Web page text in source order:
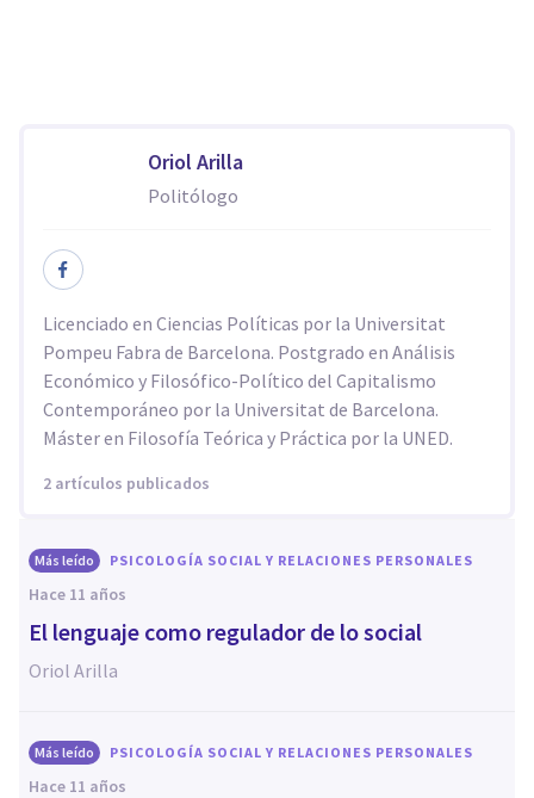
Oriol Arilla
Politólogo
Licenciado en Ciencias Políticas por la Universitat
Pompeu Fabra de Barcelona. Postgrado en Análisis
Económico y Filosófico-Político del Capitalismo
Contemporáneo por la Universitat de Barcelona.
Máster en Filosofía Teórica y Práctica por la UNED.
2 artículos publicados
Más leído PSICOLOGÍA SOCIAL Y RELACIONES PERSONALES
hace 11 años
El lenguaje como regulador de lo social
Oriol Arilla
Más leído PSICOLOGÍA SOCIAL Y RELACIONES PERSONALES
hace 11 años